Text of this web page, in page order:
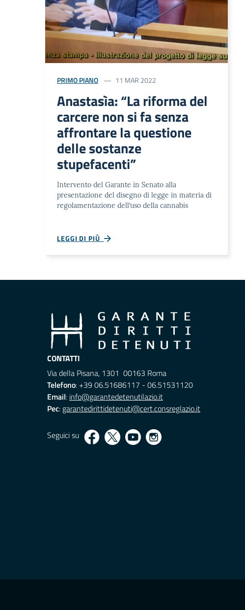
PRIMO PIANO 11 MAR 2022
Anastasìa: “La riforma del
carcere non si fa senza
affrontare la questione
delle sostanze
stupefacenti”
Intervento del Garante in Senato alla
presentazione del disegno di legge in materia di
regolamentazione dell’uso della cannabis
LEGGI DI PIÙ
CONTATTI
Via della Pisana, 1301 00163 Roma
Telefono: +39 06.51686117 - 06.51531120
Email: info@garantedetenutilazio.it
Pec: garantedirittidetenuti@cert.consreglazio.it
Seguici su